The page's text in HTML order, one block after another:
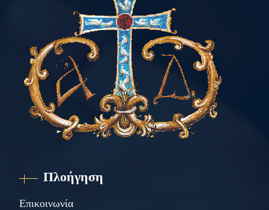
Πλοήγηση
Επικοινωνία